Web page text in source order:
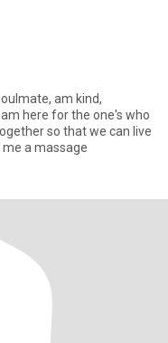
am kind,
here for the one's who
so that we can live
me a massage